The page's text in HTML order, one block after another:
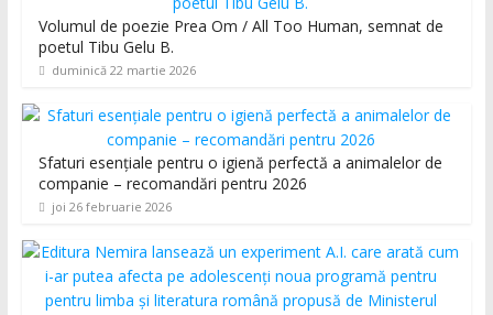
Volumul de poezie Prea Om / All Too Human, semnat de
poetul Tibu Gelu B.
duminică 22 martie 2026
Sfaturi esențiale pentru o igienă perfectă a animalelor de
companie – recomandări pentru 2026
joi 26 februarie 2026